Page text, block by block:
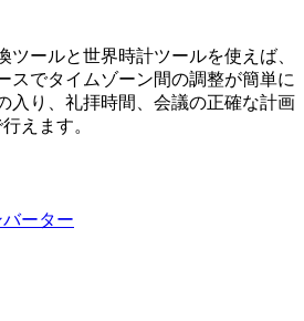
ツールと世界時計ツールを使えば、
スでタイムゾーン間の調整が簡単に
入り、礼拝時間、会議の正確な計画
えます。
ーター